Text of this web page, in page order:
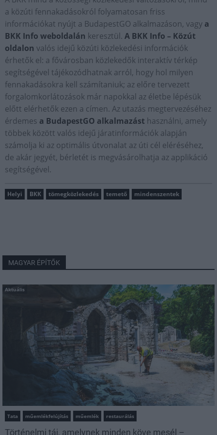
a közúti fennakadásokról folyamatosan friss
információkat nyújt a BudapestGO alkalmazáson, vagy a
BKK Info weboldalán keresztül. A BKK Info – Közút
oldalon valós idejű közúti közlekedési információk
érhetők el: a fővárosban közlekedők interaktív térkép
segítségével tájékozódhatnak arról, hogy hol milyen
fennakadásokra kell számítaniuk; az előre tervezett
forgalomkorlátozások már napokkal az életbe lépésük
előtt elérhetők ezen a címen. Az utazás megtervezéséhez
érdemes a BudapestGO alkalmazást használni, amely
többek között valós idejű járatinformációk alapján
számolja ki az optimális útvonalat az úti cél eléréséhez,
de akár jegyét, bérletét is megvásárolhatja az applikáció
segítségével.
Helyi BKK tömegközlekedés temető mindenszentek
MAGYAR ÉPÍTŐK
Aktuális
Tata műemlékfelújítás műemlék restaurálás
Történelmi táj, amelynek minden köve mesél –